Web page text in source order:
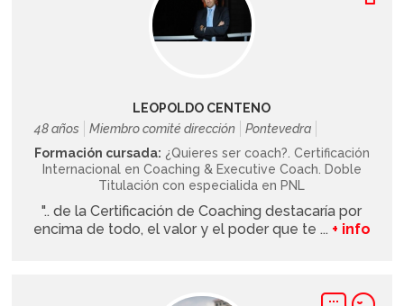
LEOPOLDO CENTENO
48 años
Miembro comité dirección
Pontevedra
Formación cursada: ¿Quieres ser coach?. Certificación
Internacional en Coaching & Executive Coach. Doble
Titulación con especialida en PNL
".. de la Certificación de Coaching destacaría por
encima de todo, el valor y el poder que te ... + info